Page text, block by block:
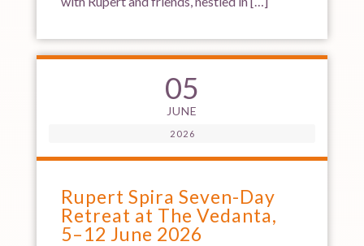
05
JUNE
2026
Rupert Spira Seven-Day
Retreat at The Vedanta,
5–12 June 2026